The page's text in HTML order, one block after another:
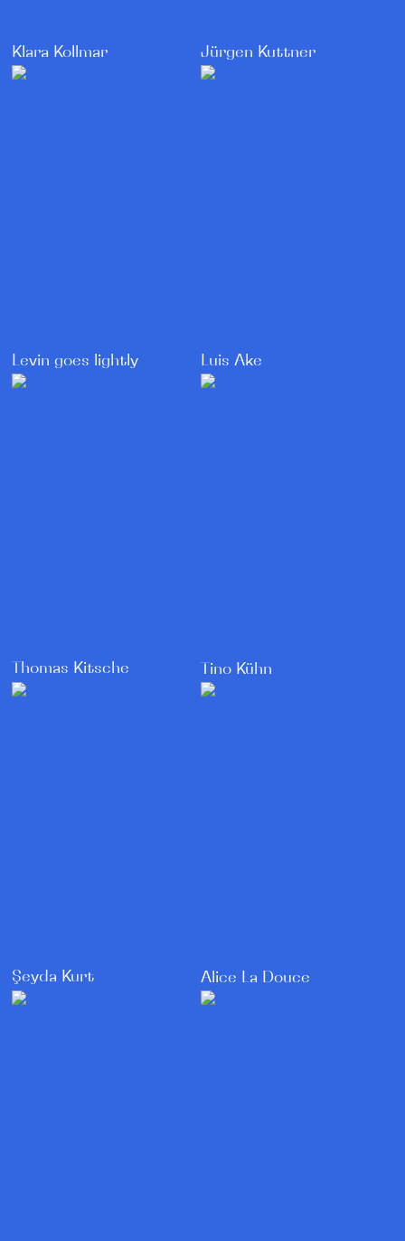
Klara Kollmar Jürgen Kuttner
Levin goes lightly Luis Ake
Thomas Kitsche Tino Kühn
Şeyda Kurt Alice La Douce